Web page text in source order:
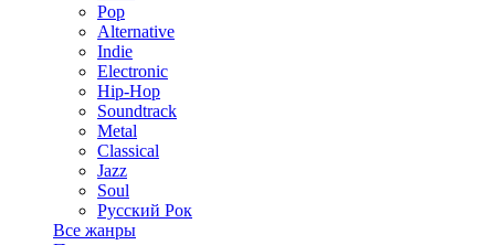
Pop
Alternative
Indie
Electronic
Hip-Hop
Soundtrack
Metal
Classical
Jazz
Soul
Русский Рок
Все жанры